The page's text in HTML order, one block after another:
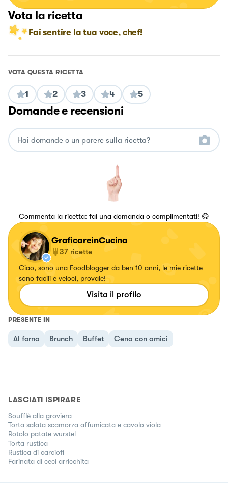
Vota la ricetta
Fai sentire la tua voce, chef!
VOTA QUESTA RICETTA
1 2 3 4 5
Domande e recensioni
Commenta la ricetta: fai una domanda o complimentati! 😋
GraficareinCucina
37 ricette
Ciao, sono una Foodblogger da ben 10 anni, le mie ricette
sono facili e veloci, provale!
Visita il profilo
PRESENTE IN
Al forno Brunch Buffet Cena con amici
LASCIATI ISPIRARE
Soufflè alla groviera
Torta salata scamorza affumicata e cavolo viola
Rotolo patate wurstel
Torta rustica
Rustica di carciofi
Farinata dì ceci arricchita